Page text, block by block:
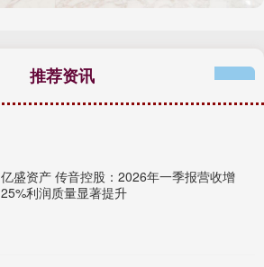
推荐资讯
亿盛资产 传音控股：2026年一季报营收增
25%利润质量显著提升